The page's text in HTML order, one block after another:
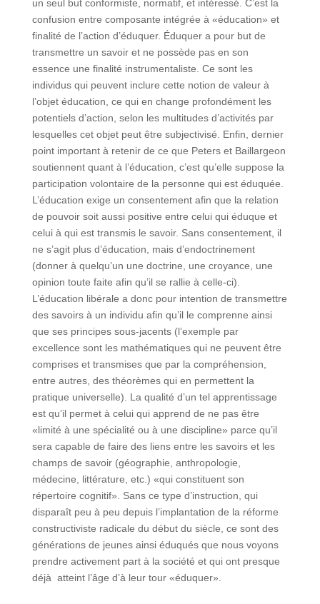
un seul but conformiste, normatif, et intéressé. C’est la
confusion entre composante intégrée à «éducation» et
finalité de l’action d’éduquer. Éduquer a pour but de
transmettre un savoir et ne possède pas en son
essence une finalité instrumentaliste. Ce sont les
individus qui peuvent inclure cette notion de valeur à
l’objet éducation, ce qui en change profondément les
potentiels d’action, selon les multitudes d’activités par
lesquelles cet objet peut être subjectivisé. Enfin, dernier
point important à retenir de ce que Peters et Baillargeon
soutiennent quant à l’éducation, c’est qu’elle suppose la
participation volontaire de la personne qui est éduquée.
L’éducation exige un consentement afin que la relation
de pouvoir soit aussi positive entre celui qui éduque et
celui à qui est transmis le savoir. Sans consentement, il
ne s’agit plus d’éducation, mais d’endoctrinement
(donner à quelqu’un une doctrine, une croyance, une
opinion toute faite afin qu’il se rallie à celle-ci).
L’éducation libérale a donc pour intention de transmettre
des savoirs à un individu afin qu’il le comprenne ainsi
que ses principes sous-jacents (l’exemple par
excellence sont les mathématiques qui ne peuvent être
comprises et transmises que par la compréhension,
entre autres, des théorèmes qui en permettent la
pratique universelle). La qualité d’un tel apprentissage
est qu’il permet à celui qui apprend de ne pas être
«limité à une spécialité ou à une discipline» parce qu’il
sera capable de faire des liens entre les savoirs et les
champs de savoir (géographie, anthropologie,
médecine, littérature, etc.) «qui constituent son
répertoire cognitif». Sans ce type d’instruction, qui
disparaît peu à peu depuis l’implantation de la réforme
constructiviste radicale du début du siècle, ce sont des
générations de jeunes ainsi éduqués que nous voyons
prendre activement part à la société et qui ont presque
déjà atteint l’âge d’à leur tour «éduquer».